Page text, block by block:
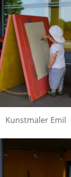
Kunstmaler Emil